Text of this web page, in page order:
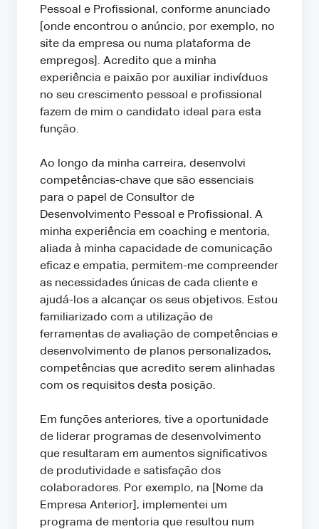
Pessoal e Profissional, conforme anunciado
[onde encontrou o anúncio, por exemplo, no
site da empresa ou numa plataforma de
empregos]. Acredito que a minha
experiência e paixão por auxiliar indivíduos
no seu crescimento pessoal e profissional
fazem de mim o candidato ideal para esta
função.
Ao longo da minha carreira, desenvolvi
competências-chave que são essenciais
para o papel de Consultor de
Desenvolvimento Pessoal e Profissional. A
minha experiência em coaching e mentoria,
aliada à minha capacidade de comunicação
eficaz e empatia, permitem-me compreender
as necessidades únicas de cada cliente e
ajudá-los a alcançar os seus objetivos. Estou
familiarizado com a utilização de
ferramentas de avaliação de competências e
desenvolvimento de planos personalizados,
competências que acredito serem alinhadas
com os requisitos desta posição.
Em funções anteriores, tive a oportunidade
de liderar programas de desenvolvimento
que resultaram em aumentos significativos
de produtividade e satisfação dos
colaboradores. Por exemplo, na [Nome da
Empresa Anterior], implementei um
programa de mentoria que resultou num